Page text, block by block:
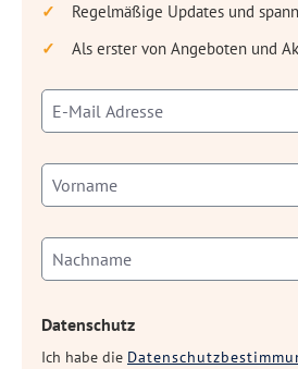
Regelmäßige Updates und
Als erster von Angeboten und
Datenschutz
Ich habe die